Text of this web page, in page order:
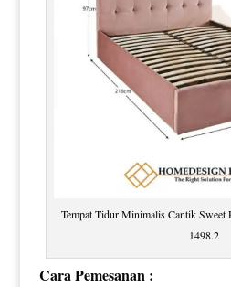
Tempat Tidur Minimalis Cantik
1498.2
Cara Pemesanan :